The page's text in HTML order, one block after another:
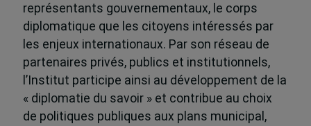
représentants gouvernementaux, le corps
diplomatique que les citoyens intéressés par
les enjeux internationaux. Par son réseau de
partenaires privés, publics et institutionnels,
l’Institut participe ainsi au développement de la
« diplomatie du savoir » et contribue au choix
de politiques publiques aux plans municipal,